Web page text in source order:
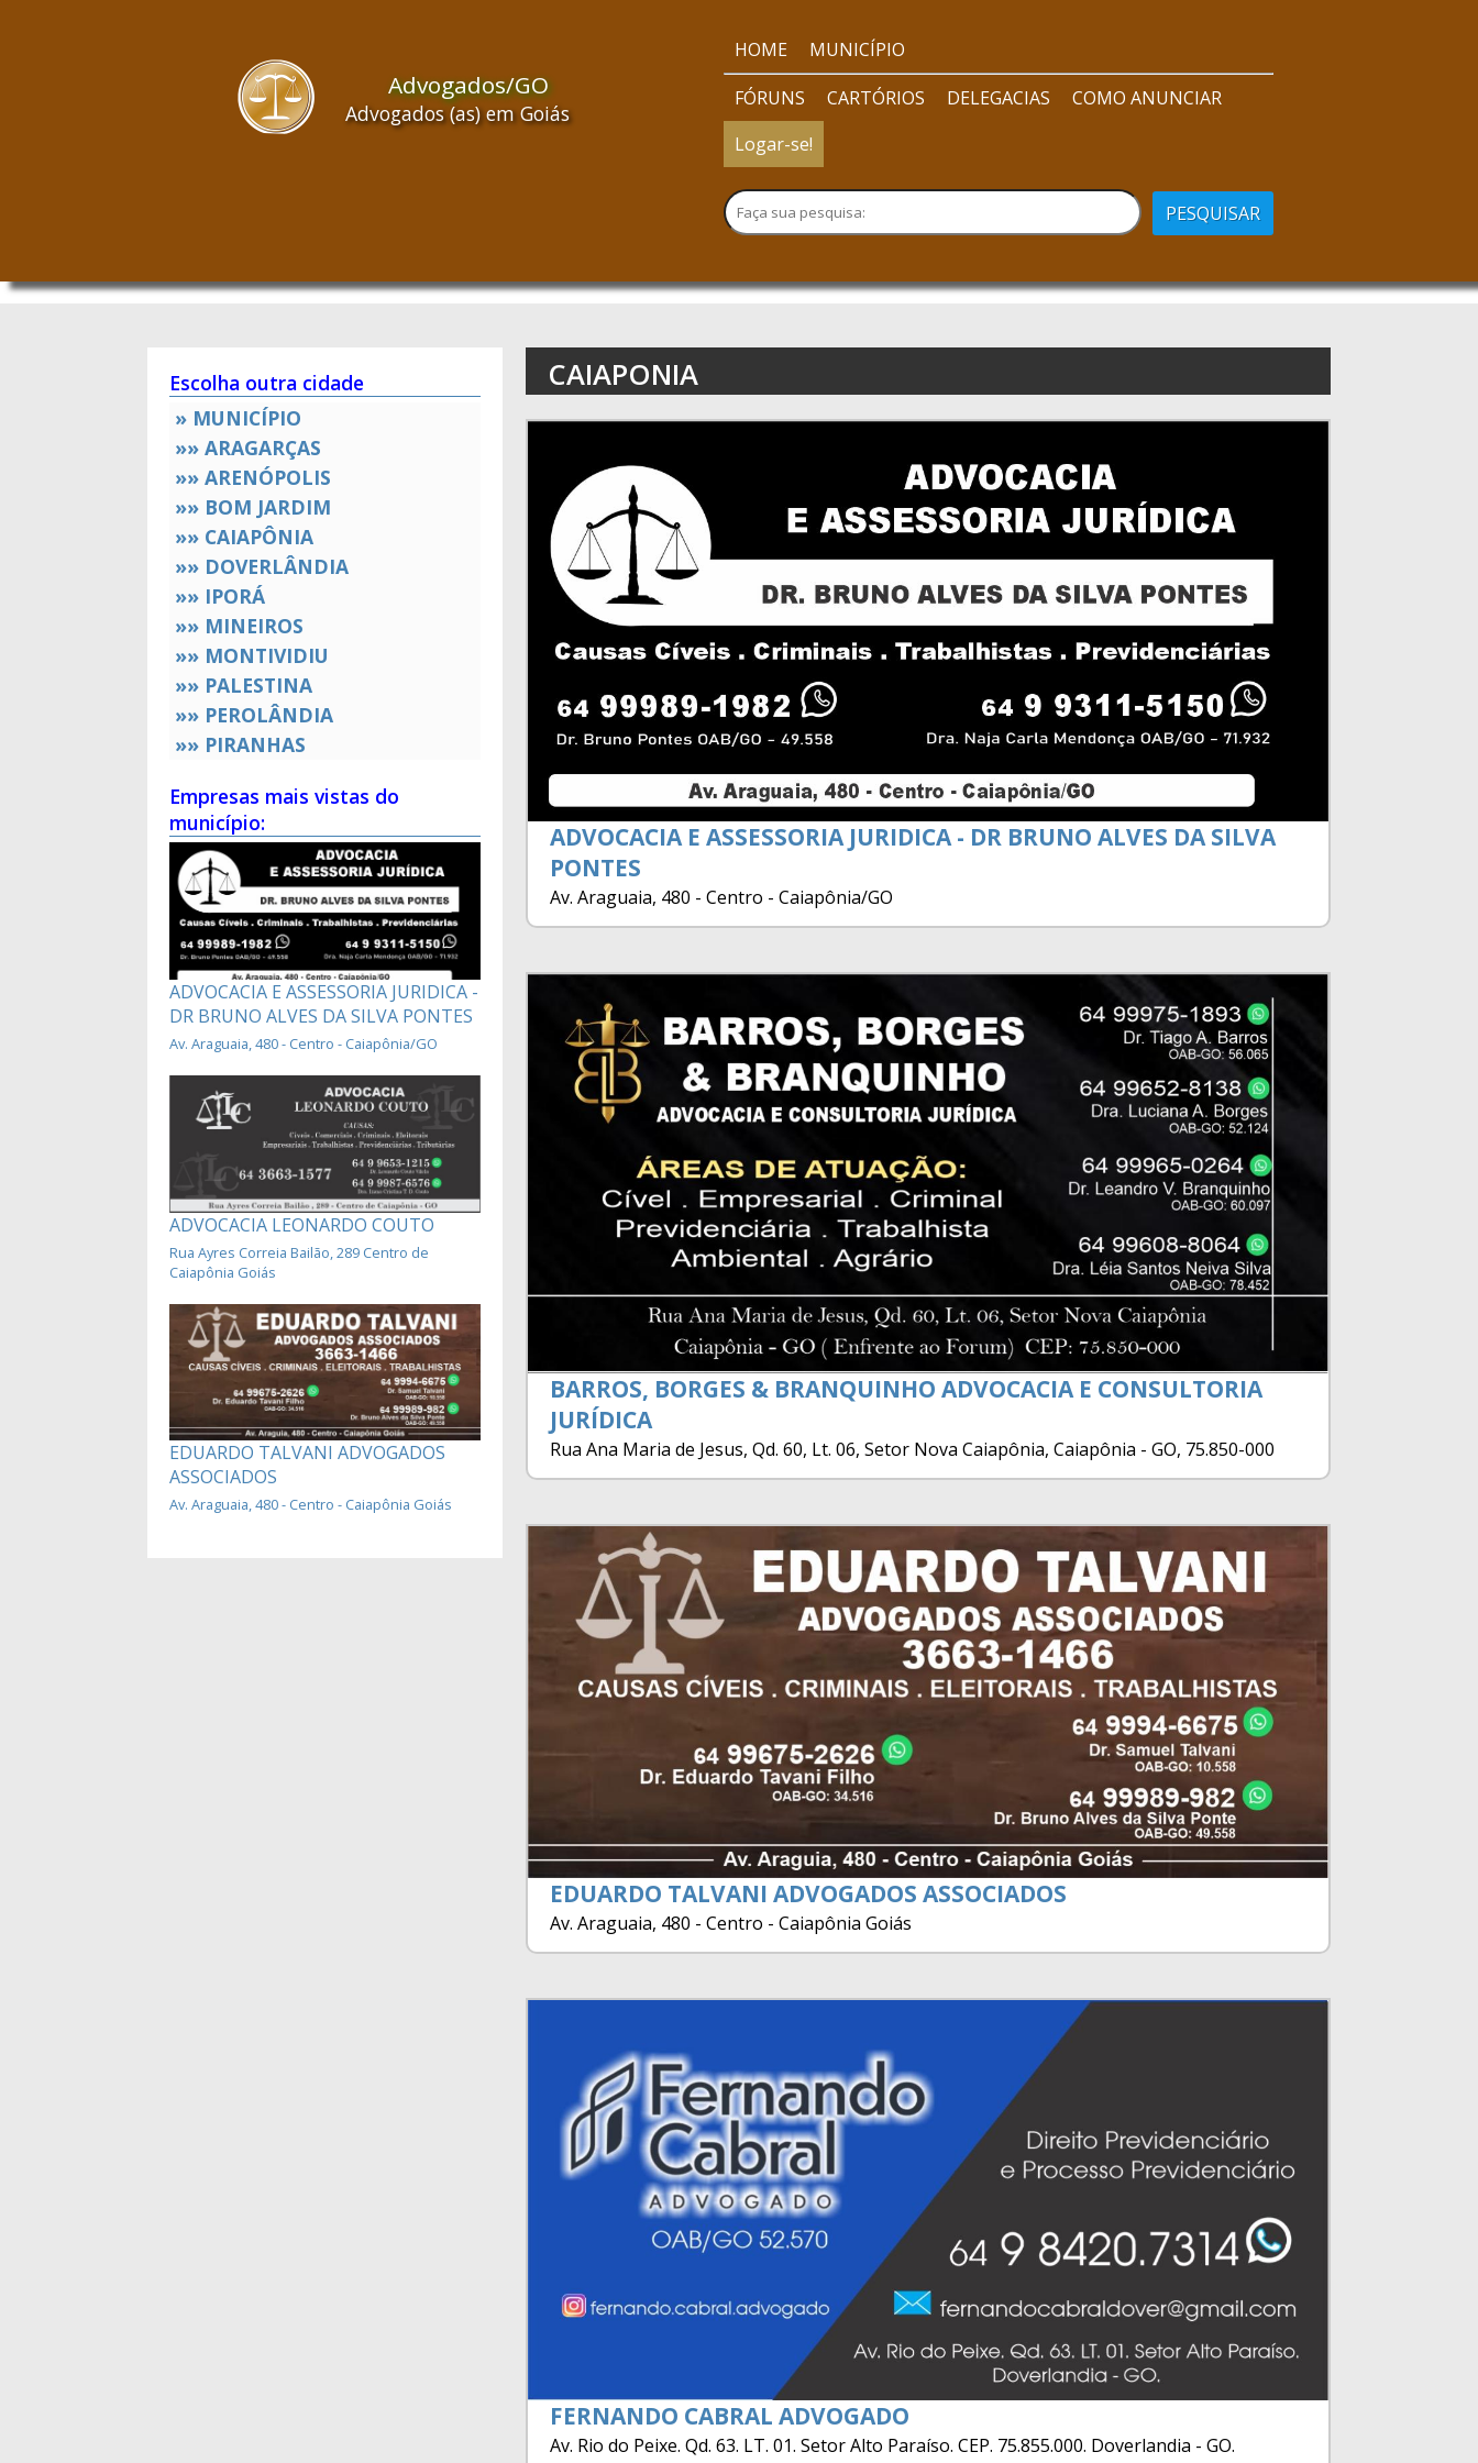
Advogados/GO
Advogados (as) em Goiás
HOME
MUNICÍPIO
FÓRUNS
CARTÓRIOS DELEGACIAS
COMO ANUNCIAR
Logar-se!
PESQUISAR
CAIAPONIA
ADVOCACIA E ASSESSORIA JURIDICA - DR BRUNO ALVES DA SILVA
PONTES
Av. Araguaia, 480 - Centro - Caiapônia/GO
BARROS, BORGES & BRANQUINHO ADVOCACIA E CONSULTORIA
JURÍDICA
Rua Ana Maria de Jesus, Qd. 60, Lt. 06, Setor Nova Caiapônia, Caiapônia - GO, 75.850-000
EDUARDO TALVANI ADVOGADOS ASSOCIADOS
Av. Araguaia, 480 - Centro - Caiapônia Goiás
FERNANDO CABRAL ADVOGADO
Av. Rio do Peixe. Qd. 63. LT. 01. Setor Alto Paraíso. CEP. 75.855.000. Doverlandia - GO.
Escolha outra cidade
» MUNICÍPIO
»» ARAGARÇAS
»» ARENÓPOLIS
»» BOM JARDIM
»» CAIAPÔNIA
»» DOVERLÂNDIA
»» IPORÁ
»» MINEIROS
»» MONTIVIDIU
»» PALESTINA
»» PEROLÂNDIA
»» PIRANHAS
Empresas mais vistas do
município:
ADVOCACIA E ASSESSORIA JURIDICA -
DR BRUNO ALVES DA SILVA PONTES
Av. Araguaia, 480 - Centro - Caiapônia/GO
ADVOCACIA LEONARDO COUTO
Rua Ayres Correia Bailão, 289 Centro de
Caiapônia Goiás
EDUARDO TALVANI ADVOGADOS
ASSOCIADOS
Av. Araguaia, 480 - Centro - Caiapônia Goiás